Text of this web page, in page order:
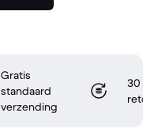
Gratis
standaard
verzending
30